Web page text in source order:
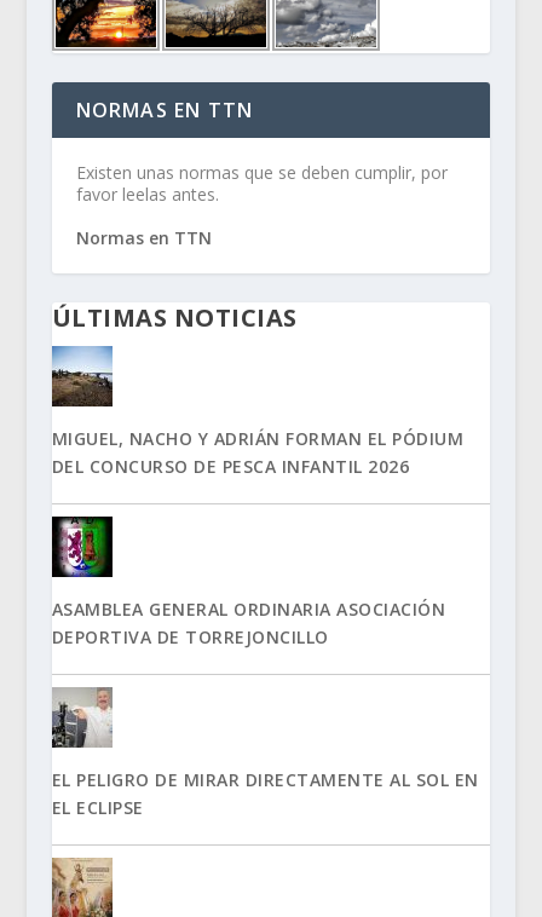
NORMAS EN TTN
Existen unas normas que se deben cumplir, por
favor leelas antes.
Normas en TTN
ÚLTIMAS NOTICIAS
MIGUEL, NACHO Y ADRIÁN FORMAN EL PÓDIUM
DEL CONCURSO DE PESCA INFANTIL 2026
ASAMBLEA GENERAL ORDINARIA ASOCIACIÓN
DEPORTIVA DE TORREJONCILLO
EL PELIGRO DE MIRAR DIRECTAMENTE AL SOL EN
EL ECLIPSE